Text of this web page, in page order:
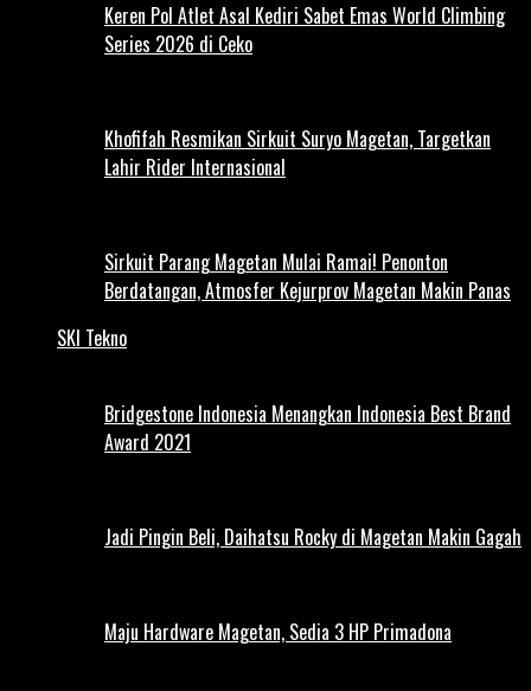
Keren Pol Atlet Asal Kediri Sabet Emas World Climbing
Series 2026 di Ceko
Khofifah Resmikan Sirkuit Suryo Magetan, Targetkan
Lahir Rider Internasional
Sirkuit Parang Magetan Mulai Ramai! Penonton
Berdatangan, Atmosfer Kejurprov Magetan Makin Panas
SKI Tekno
Bridgestone Indonesia Menangkan Indonesia Best Brand
Award 2021
Jadi Pingin Beli, Daihatsu Rocky di Magetan Makin Gagah
Maju Hardware Magetan, Sedia 3 HP Primadona